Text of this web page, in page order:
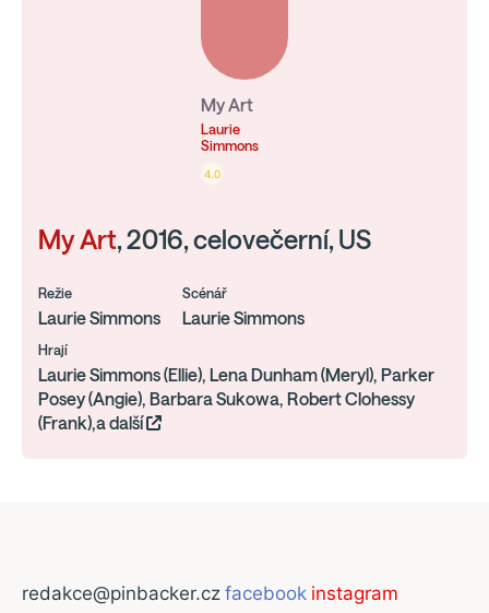
My Art
Laurie
Simmons
4.0
My Art, 2016, celovečerní, US
Režie
Laurie Simmons
Scénář
Laurie Simmons
Hrají
Laurie Simmons (Ellie), Lena Dunham (Meryl), Parker
Posey (Angie), Barbara Sukowa, Robert Clohessy
(Frank),a další
redakce@pinbacker.cz facebook instagram